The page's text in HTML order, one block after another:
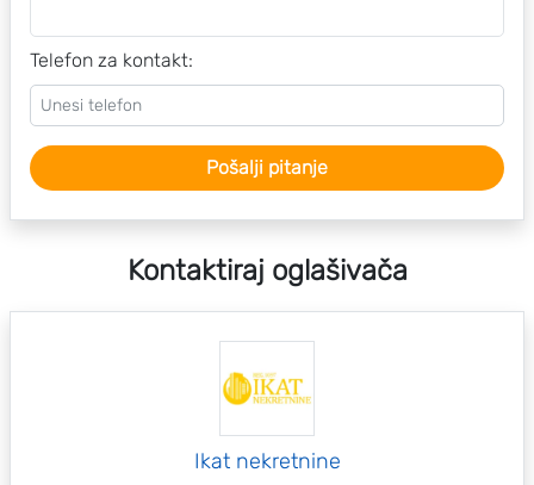
Telefon za kontakt:
Pošalji pitanje
Kontaktiraj oglašivača
Ikat nekretnine